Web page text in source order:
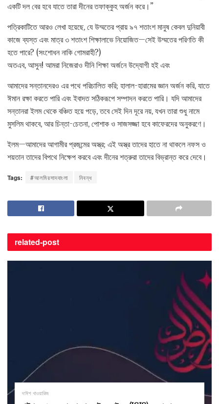
একটি দল বের হবে যাতে তারা দীনের তফাক্কুহ অর্জন করে।”
পত্রিকাটিতে আরও লেখা হয়েছে, যে উম্মতের প্রায় ৯৭ শতাংশ মানুষ কেবল দুনিয়াবী
কাজে ব্যস্ত এবং মাত্র ৩ শতাংশ শিক্ষালাভে নিয়োজিত—সেই উম্মতের পরিণতি কী
হতে পারে? (সংশোধন নাকি গোমরাহী?)
অতএব, আসুন! আমরা নিজেরাও দীনি শিক্ষা অর্জনে উদ্যোগী হই এবং
আমাদের সন্তানদেরও এর পথে পরিচালিত করি; হালাল-হারামের জ্ঞান অর্জন করি, যাতে
ঈমান রক্ষা করতে পারি এবং ইবাদত সঠিকরূপে সম্পাদন করতে পারি। যদি আমাদের
সন্তানরা ইলম থেকে বঞ্চিত হয়ে পড়ে, তবে সেই দিন দূরে নয়, যখন তারা শুধু নামে
মুসলিম থাকবে, আর চিন্তা-চেতনা, পোশাক ও সাজসজ্জা হবে কাফেরদের অনুকরণে।
ইলম—আমাদের আগামীর প্রজন্মের অস্ত্র; এই অস্ত্র তাদের হাতে না থাকলে নফস ও
শয়তান তাদের বিপথে নিক্ষেপ করবে এবং দীনের শত্রুরা তাদের বিভ্রান্ত করে দেবে।
Tags: #আলমিরসাদবাংলা নিবন্ধ
related-post
দাঈশ খাওয়ারিজ